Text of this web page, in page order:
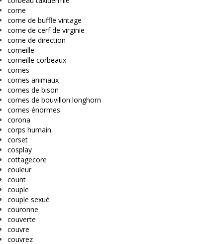
corne
corne de buffle vintage
corne de cerf de virginie
corne de direction
corneille
corneille corbeaux
cornes
cornes animaux
cornes de bison
cornes de bouvillon longhorn
cornes énormes
corona
corps humain
corset
cosplay
cottagecore
couleur
count
couple
couple sexué
couronne
couverte
couvre
couvrez